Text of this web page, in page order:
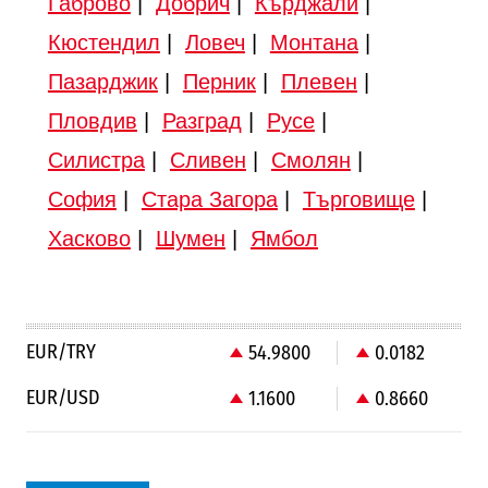
Кюстендил
Ловеч Монтана|
Пазарджик| Перник| Плевен
Пловдив
Разград Русе|
Силистра| Сливен Смолян
София
Стара Загора| Търговище|
Хасково| Шумен Ямбол
EUR/TRY 54.9800
0.0182
EUR/USD
1.1600 0.8660